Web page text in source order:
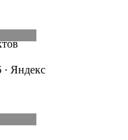
· Яндекс